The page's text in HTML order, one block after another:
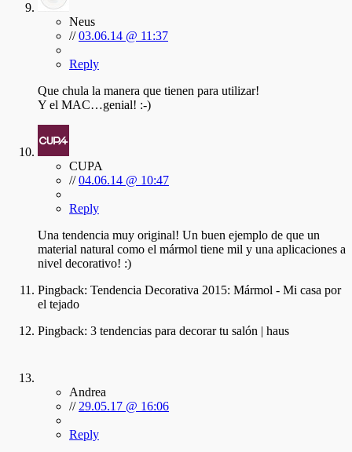
Neus
//03.06.14 @ 11:37
Reply
Que chula la manera que tienen para utilizar!
Y el MAC…genial! :-)
CUPA
//04.06.14 @ 10:47
Reply
Una tendencia muy original! Un buen ejemplo de que un
material natural como el mármol tiene mil y una aplicaciones a
nivel decorativo! :)
Pingback: Tendencia Decorativa 2015: Mármol - Mi casa por
el tejado
Pingback: 3 tendencias para decorar tu salón | haus
Andrea
// 29.05.17 @ 16:06
Reply